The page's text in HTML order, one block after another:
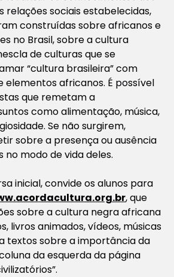
relações sociais estabelecidas,
construídas sobre africanos e
no Brasil, sobre a cultura
de culturas que se
“cultura brasileira” com
elementos africanos. É possível
que remetam a
como alimentação, música,
Se não surgirem,
sobre a presença ou ausência
no modo de vida deles.
inicial, convide os alunos para
, que
sobre a cultura negra africana
livros animados, vídeos, músicas
textos sobre a importância da
da esquerda da página